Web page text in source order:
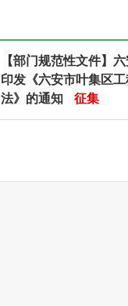
【部门规范性文件】
印发《六安市叶集区
法》的通知
征集